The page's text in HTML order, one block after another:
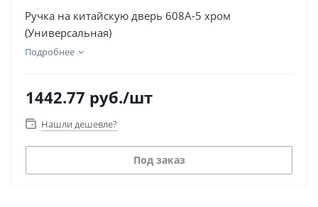
Ручка на китайскую дверь 608А-5 хром
(Универсальная)
Подробнее
1442.77 руб./шт
Нашли дешевле?
Под заказ